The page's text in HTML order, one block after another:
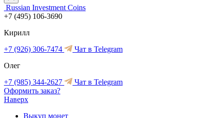
Russian Investment Coins
+7 (495) 106-3690
Кирилл
+7 (926) 306-7474
Чат в Telegram
Олег
+7 (985) 344-2627
Чат в Telegram
Оформить заказ?
Наверх
Выкуп монет